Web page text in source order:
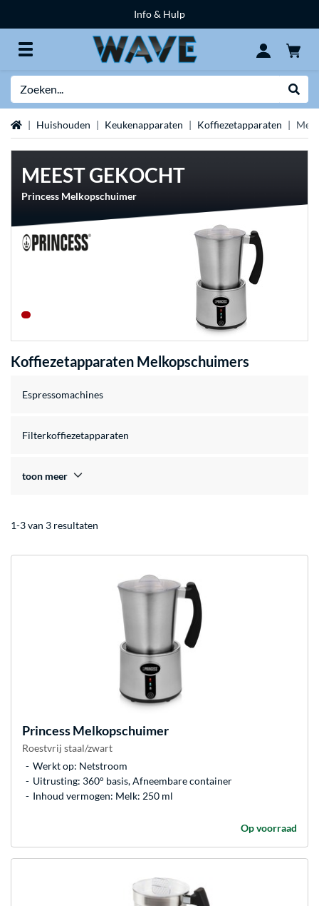
Info & Hulp
Home Huishouden Keukenapparaten Koffiezetapparaten
MEEST GEKOCHT
Princess Melkopschuimer
Koffiezetapparaten Melkopschuimers
Espressomachines
Filterkoffiezetapparaten
toon meer
1-3 van 3 resultaten
PrincessMelkopschuimer
Roestvrij staal/zwart
Werkt op: Netstroom
Uitrusting: 360° basis, Afneembare container
Inhoud vermogen: Melk: 250 ml
Op voorraad